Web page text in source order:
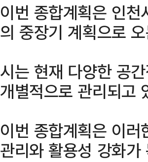
이번 종합계획은 인
의 중장기 계획으로
시는 현재 다양한 공
개별적으로 관리되고
이번 종합계획은 이
관리와 활용성 강화가